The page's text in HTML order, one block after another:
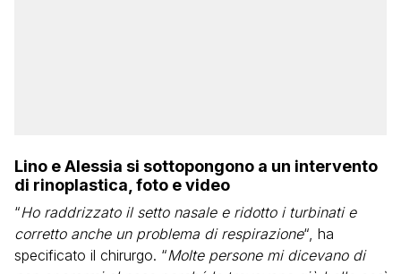
Lino e Alessia si sottopongono a un intervento
di rinoplastica, foto e video
“Ho raddrizzato il setto nasale e ridotto i turbinati e
corretto anche un problema di respirazione“, ha
specificato il chirurgo. “Molte persone mi dicevano di